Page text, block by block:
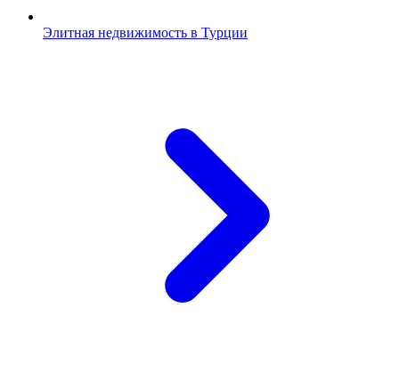
Элитная недвижимость в Турции